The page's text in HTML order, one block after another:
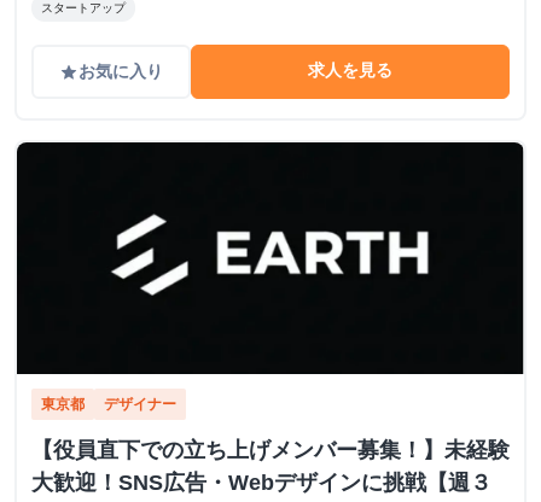
スタートアップ
gradeお気に入り 求人を見る
東京都 デザイナー
【役員直下での立ち上げメンバー募集！】未経験
大歓迎！SNS広告・Webデザインに挑戦【週３